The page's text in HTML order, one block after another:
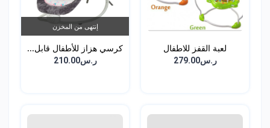
لعبة القفز للاطفال
ر.س279.00
إنتهى من المخزن
كرسي هزاز للأطفال قابل...
ر.س210.00